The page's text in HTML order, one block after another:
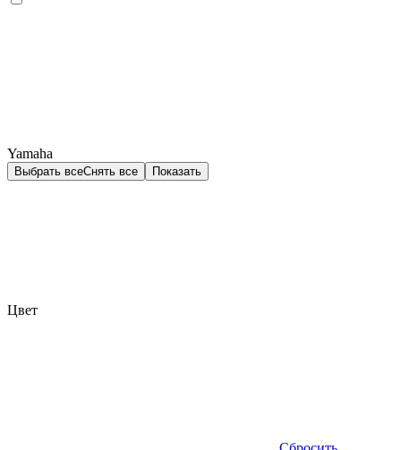
Yamaha
Выбрать всеСнять все Показать
Цвет